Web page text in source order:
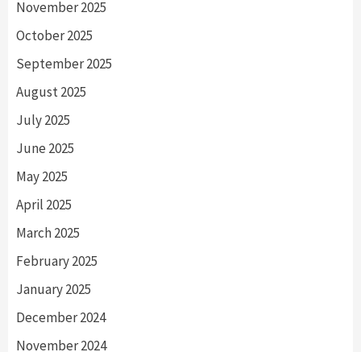
November 2025
October 2025
September 2025
August 2025
July 2025
June 2025
May 2025
April 2025
March 2025
February 2025
January 2025
December 2024
November 2024